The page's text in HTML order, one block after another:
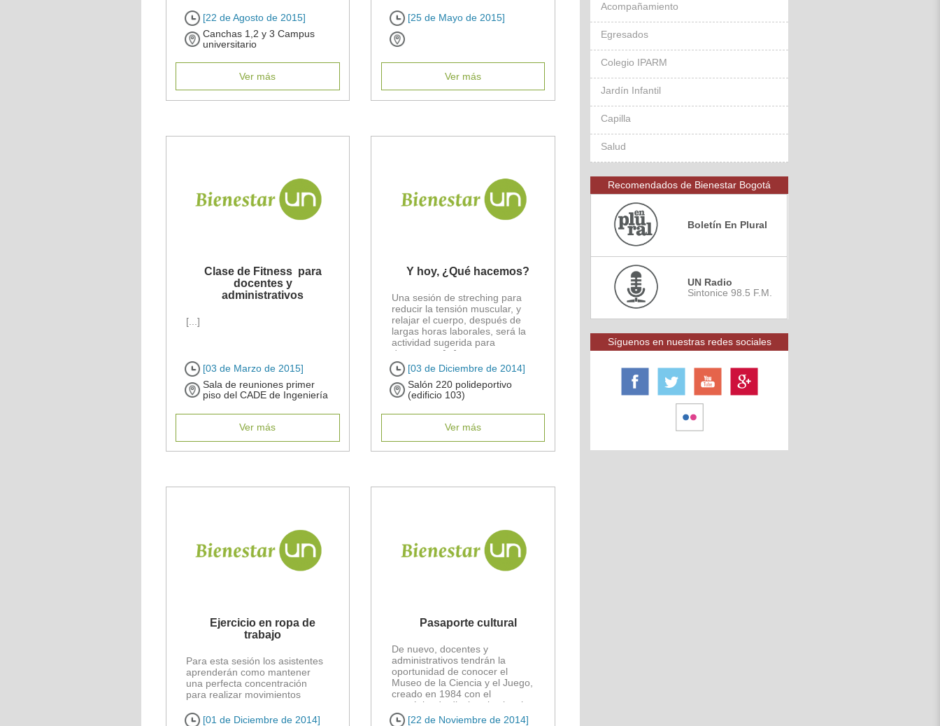
[22 de Agosto de 2015]
Canchas 1,2 y 3 Campus
universitario
Ver más
ejercicio práctico y el estudio
[...]
[25 de Mayo de 2015]
Ver más
Clase de Fitness para
docentes y
administrativos
[...]
[03 de Marzo de 2015]
Sala de reuniones primer
piso del CADE de Ingeniería
Ver más
Y hoy, ¿Qué hacemos?
Una sesión de streching para
reducir la tensión muscular, y
relajar el cuerpo, después de
largas horas laborales, será la
actividad sugerida para
docentes y [...]
[03 de Diciembre de 2014]
Salón 220 polideportivo
(edificio 103)
Ver más
Ejercicio en ropa de
trabajo
Para esta sesión los asistentes
aprenderán como mantener
una perfecta concentración
para realizar movimientos
coordinados, en la clase de [...]
[01 de Diciembre de 2014]
Pasaporte cultural
De nuevo, docentes y
administrativos tendrán la
oportunidad de conocer el
Museo de la Ciencia y el Juego,
creado en 1984 con el
propósito de divulgar la ciencia
y la [...][22 de Noviembre de 2014]
Acompañamiento
Egresados
Colegio IPARM
Jardín Infantil
Capilla
Salud
Recomendados de Bienestar Bogotá
Boletín En Plural
UN Radio
Sintonice 98.5 F.M.
Síguenos en nuestras redes sociales